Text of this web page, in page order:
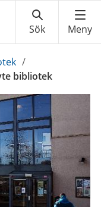
/
bibliotek